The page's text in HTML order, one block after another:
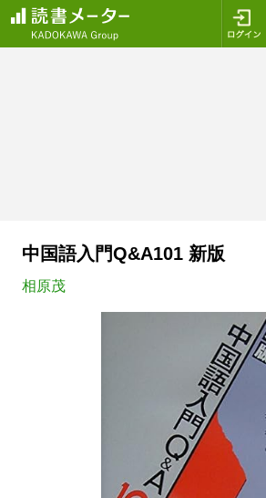
中国語入門Q&A101 新版
相原茂